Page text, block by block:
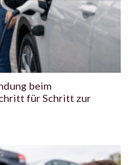
beim
für Schritt zur